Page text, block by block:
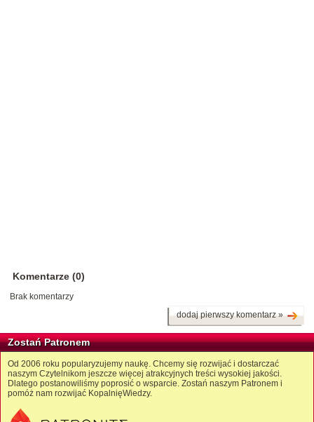
Komentarze (0)
Brak komentarzy
dodaj pierwszy komentarz »
Zostań Patronem
Od 2006 roku popularyzujemy naukę. Chcemy się rozwijać i dostarczać
naszym Czytelnikom jeszcze więcej atrakcyjnych treści wysokiej jakości.
Dlatego postanowiliśmy poprosić o wsparcie. Zostań naszym Patronem i
pomóż nam rozwijać KopalnięWiedzy.